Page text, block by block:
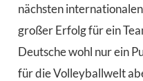
nächsten
großer Erfolg für ein
Deutsche wohl nur ein
für die Volleyballwelt